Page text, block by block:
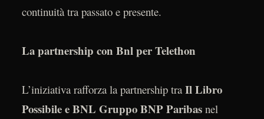
continuità tra passato e presente.
La partnership con Bnl per Telethon
L’iniziativa rafforza la partnership tra Il Libro
Possibile e BNL Gruppo BNP Paribasnel